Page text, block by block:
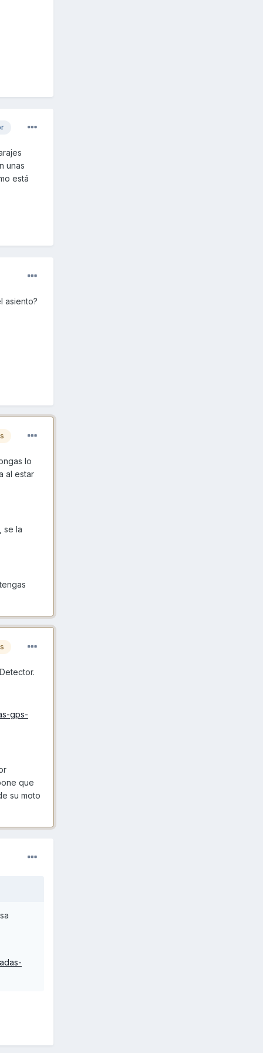
unas
está
asiento?
lo
al estar
se la
gps-
que
su moto